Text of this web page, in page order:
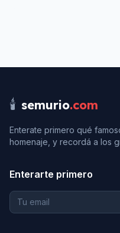
🕯️ semurio.com
Enterate primero qué
homenaje, y recordá a los
Enterarte primero